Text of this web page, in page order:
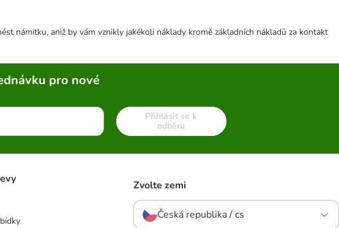
námitku, aniž by vám vznikly jakékoli náklady kromě základních nákladů za kontakt
pro nové
Přihlásit se k
odběru
Zvolte zemi
Česká republika / cs